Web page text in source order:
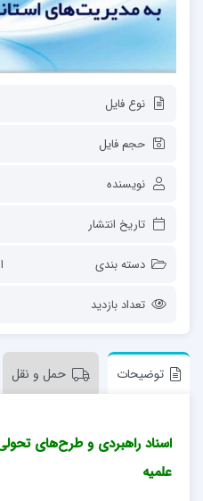
نوع فایل
حجم فایل
نویسنده
تاریخ انتشار
دسته بندی
تعداد بازدید
توضیحات حمل و نقل
اسناد راهبردی و طرح‌های
علمیه